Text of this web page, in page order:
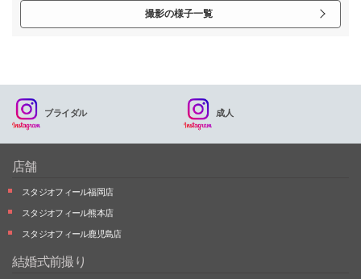
撮影の様子一覧
ブライダル 成人
店舗
スタジオフィール福岡店
スタジオフィール熊本店
スタジオフィール鹿児島店
結婚式前撮り